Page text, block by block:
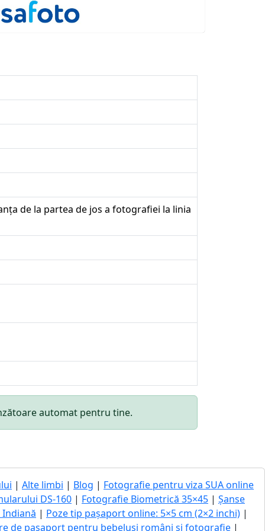
de la partea de jos a fotografiei la linia
automat pentru tine.
| Alte limbi | Blog | Fotografie pentru viza SUA online
DS-160 | Fotografie Biometrică 35×45 | Șanse
| Poze tip pașaport online: 5×5 cm (2×2 inchi) |
de pașaport pentru bebeluși români și fotografie |